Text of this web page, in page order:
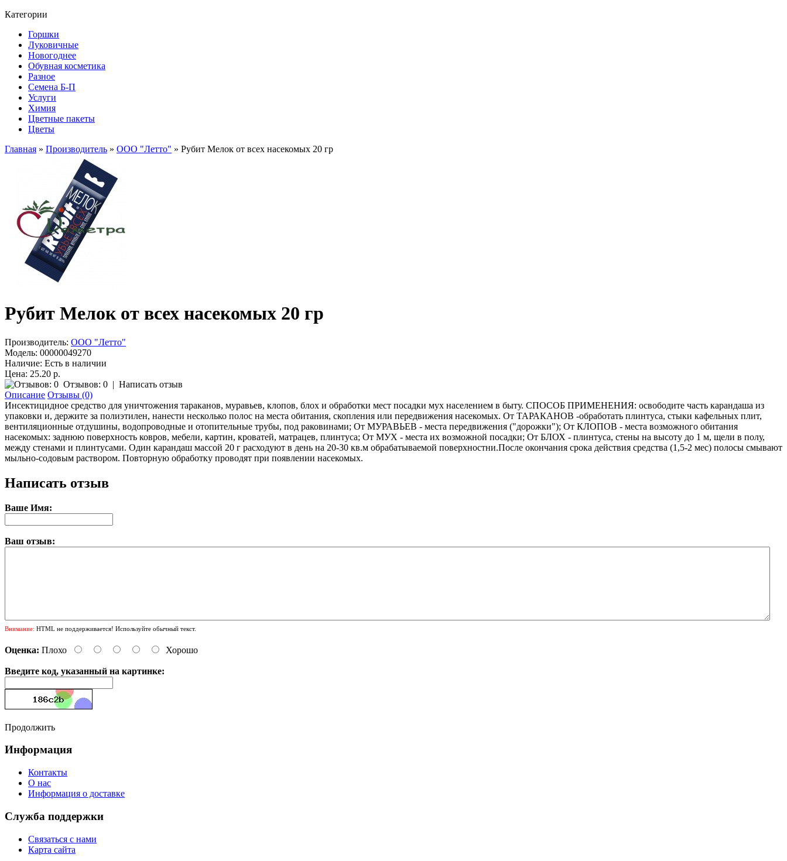
Категории
Горшки
Луковичные
Новогоднее
Обувная косметика
Разное
Семена Б-П
Услуги
Химия
Цветные пакеты
Цветы
Главная » Производитель » ООО "Летто" » Рубит Мелок от всех насекомых 20 гр
Рубит Мелок от всех насекомых 20 гр
Производитель: ООО "Летто"
Модель: 00000049270
Наличие: Есть в наличии
Цена: 25.20 р.
Отзывов: 0 | Написать отзыв
Описание Отзывы (0)
Инсектицидное средство для уничтожения тараканов, муравьев, клопов, блох и обработки мест посадки мух населением в быту. СПОСОБ ПРИМЕНЕНИЯ: освободите часть карандаша из
упаковки и, держите за полиэтилен, нанести несколько полос на места обитания, скопления или передвижения насекомых. От ТАРАКАНОВ -обработать плинтуса, стыки кафельных плит,
вентиляционные отдушины, водопроводные и отопительные трубы, под раковинами; От МУРАВЬЕВ - места передвижения ("дорожки"); От КЛОПОВ - места возможного обитания
насекомых: заднюю поверхность ковров, мебели, картин, кроватей, матрацев, плинтуса; От МУХ - места их возможной посадки; От БЛОХ - плинтуса, стены на высоту до 1 м, щели в полу,
между стенами и плинтусами. Один карандаш массой 20 г расходуют в день на 20-30 кв.м обрабатываемой поверхностни.После окончания срока действия средства (1,5-2 мес) полосы смывают
мыльно-содовым раствором. Повторную обработку проводят при появлении насекомых.
Написать отзыв
Ваше Имя:
Ваш отзыв:
Внимание: HTML не поддерживается! Используйте обычный текст.
Оценка: Плохо Хорошо
Введите код, указанный на картинке:
Продолжить
Информация
Контакты
О нас
Информация о доставке
Служба поддержки
Связаться с нами
Карта сайта